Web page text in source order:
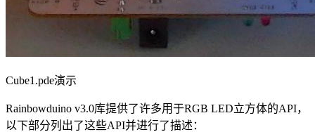
Cube1.pde演示
Rainbowduino v3.0库提供了许多用于RGB LED立方体的API，
以下部分列出了这些API并进行了描述：